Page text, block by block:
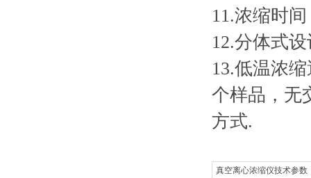
11.浓缩时
12.分体式
13.低温浓
个样品，无
方式.
真空离心浓缩仪技术参数